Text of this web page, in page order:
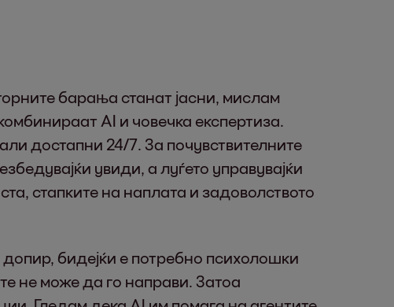
барања станат јасни, мислам
AI и човечка експертиза.
достапни 24/7. За почувствителните
увиди, а луѓето управувајќи
стапките на наплата и задоволството
бидејќи е потребно психолошки
не може да го направи. Затоа